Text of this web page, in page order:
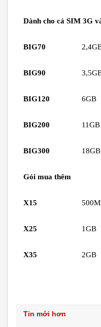
Dành cho cả SIM 3G
BIG70
BIG90
BIG120 6GB
BIG200 11GB
BIG300 18GB
Gói mua thêm
X15
X25 1GB
X35 2GB
Tin mới hơn